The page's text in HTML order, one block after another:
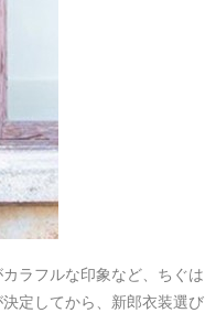
ラフルな印象など、ちぐは
定してから、新郎衣装選び